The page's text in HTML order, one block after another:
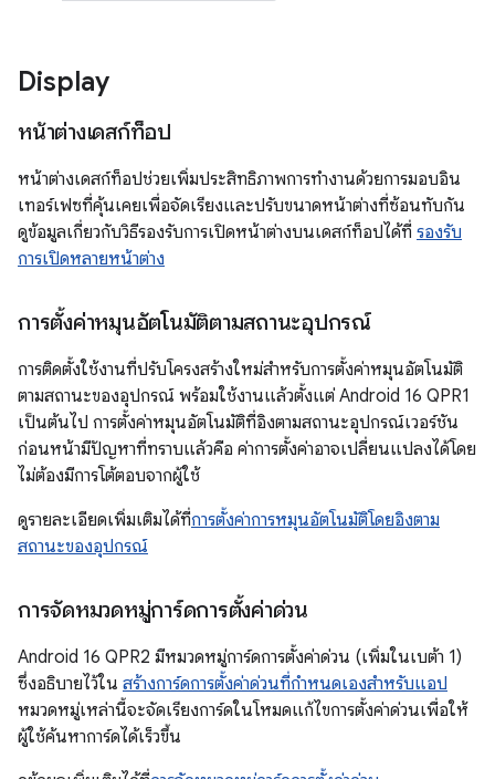
Display
หน้าต่างเดสก์ท็อป
หน้าต่างเดสก์ท็อปช่วยเพิ่มประสิทธิภาพการทำงานด้วยการมอบอิน
เทอร์เฟซที่คุ้นเคยเพื่อจัดเรียงและปรับขนาดหน้าต่างที่ซ้อนทับกัน
ดูข้อมูลเกี่ยวกับวิธีรองรับการเปิดหน้าต่างบนเดสก์ท็อปได้ที่ รองรับ
การเปิดหลายหน้าต่าง
การตั้งค่าหมุนอัตโนมัติตามสถานะอุปกรณ์
การติดตั้งใช้งานที่ปรับโครงสร้างใหม่สำหรับการตั้งค่าหมุนอัตโนมัติ
ตามสถานะของอุปกรณ์ พร้อมใช้งานแล้วตั้งแต่ Android 16 QPR1
เป็นต้นไป การตั้งค่าหมุนอัตโนมัติที่อิงตามสถานะอุปกรณ์เวอร์ชัน
ก่อนหน้ามีปัญหาที่ทราบแล้วคือ ค่าการตั้งค่าอาจเปลี่ยนแปลงได้โดย
ไม่ต้องมีการโต้ตอบจากผู้ใช้
ดูรายละเอียดเพิ่มเติมได้ที่การตั้งค่าการหมุนอัตโนมัติโดยอิงตาม
สถานะของอุปกรณ์
การจัดหมวดหมู่การ์ดการตั้งค่าด่วน
Android 16 QPR2 มีหมวดหมู่การ์ดการตั้งค่าด่วน (เพิ่มในเบต้า 1)
ซึ่งอธิบายไว้ใน สร้างการ์ดการตั้งค่าด่วนที่กำหนดเองสำหรับแอป
หมวดหมู่เหล่านี้จะจัดเรียงการ์ดในโหมดแก้ไขการตั้งค่าด่วนเพื่อให้
ผู้ใช้ค้นหาการ์ดได้เร็วขึ้น